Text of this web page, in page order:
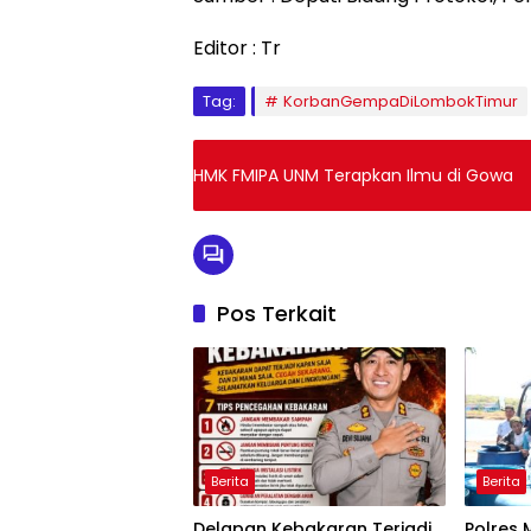
Editor : Tr
Tag: KorbanGempaDiLombokTimur
HMK FMIPA UNM Terapkan Ilmu di Gowa
Pos Terkait
Berita Berita